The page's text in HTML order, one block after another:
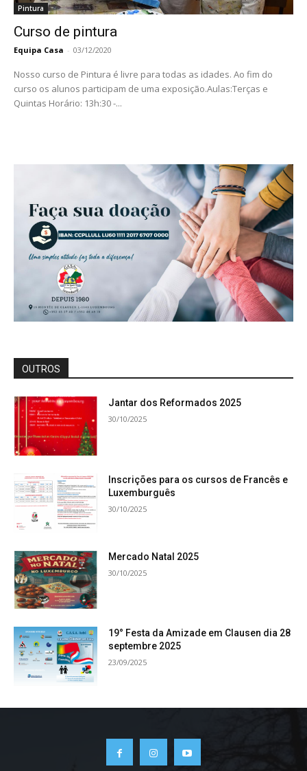
Pintura
Curso de pintura
Equipa Casa - 03/12/2020
Nosso curso de Pintura é livre para todas as idades. Ao fim do
curso os alunos participam de uma exposição.Aulas:Terças e
Quintas Horário: 13h:30 -...
OUTROS
Jantar dos Reformados 2025
30/10/2025
Inscrições para os cursos de Francês e
Luxemburguês
30/10/2025
Mercado Natal 2025
30/10/2025
19° Festa da Amizade em Clausen dia 28
septembre 2025
23/09/2025